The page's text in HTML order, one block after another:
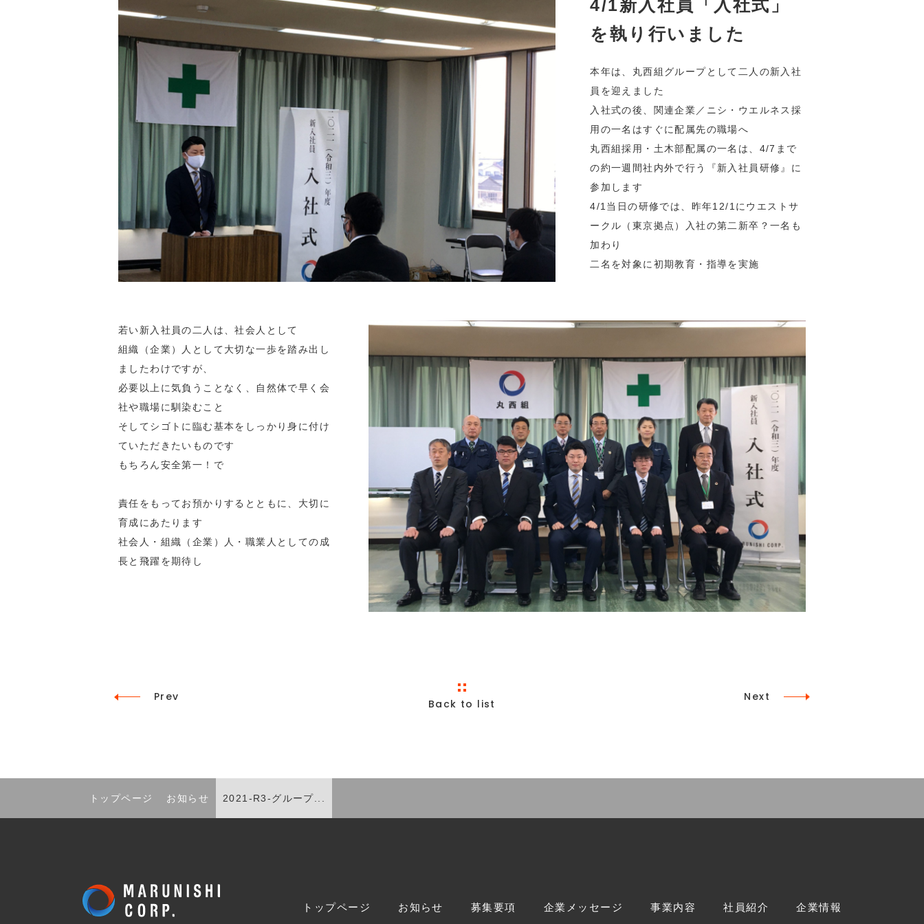
4/1新入社員「入社式」
を執り行いました
本年は、丸西組グループとして二人の新入社
員を迎えました
入社式の後、関連企業／ニシ・ウエルネス採
用の一名はすぐに配属先の職場へ
丸西組採用・土木部配属の一名は、4/7まで
の約一週間社内外で行う『新入社員研修』に
参加します
4/1当日の研修では、昨年12/1にウエストサ
ークル（東京拠点）入社の第二新卒？一名も
加わり
二名を対象に初期教育・指導を実施
若い新入社員の二人は、社会人として
組織（企業）人として大切な一歩を踏み出し
ましたわけですが、
必要以上に気負うことなく、自然体で早く会
社や職場に馴染むこと
そしてシゴトに臨む基本をしっかり身に付け
ていただきたいものです
もちろん安全第一！で
責任をもってお預かりするとともに、大切に
育成にあたります
社会人・組織（企業）人・職業人としての成
長と飛躍を期待し
Prev
Back to list
Next
トップページ お知らせ 2021-R3-グループ...
トップページ お知らせ 募集要項 企業メッセージ 事業内容 社員紹介 企業情報